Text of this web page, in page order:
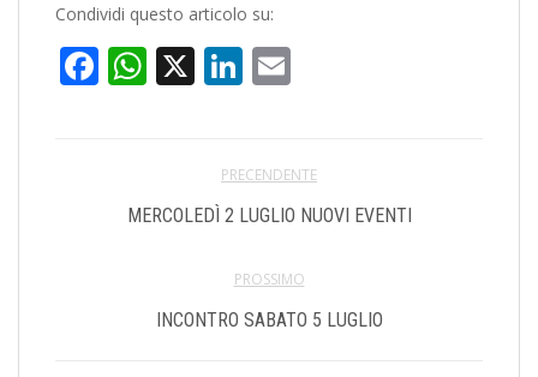
Condividi questo articolo su:
Facebook
WhatsApp
X LinkedIn
PRECENDENTE
MERCOLEDÌ 2 LUGLIO NUOVI EVENTI
PROSSIMO
INCONTRO SABATO 5 LUGLIO